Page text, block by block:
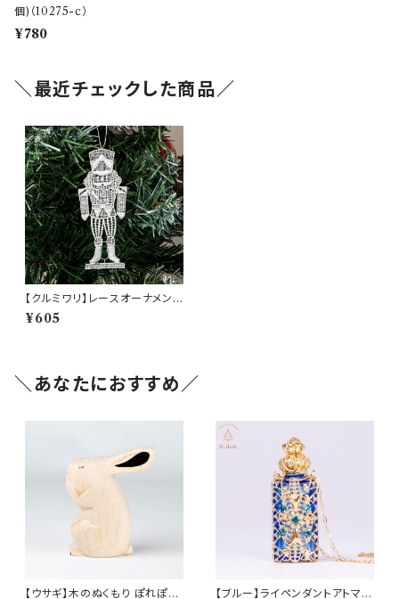
個)（10275-c）
¥780
＼最近チェックした商品／
【クルミワリ】レースオーナメント
ドイツ製(am-LEGP3803)
¥605
＼あなたにおすすめ／
【ウサギ】木のぬくもり ぽれぽれ
【ブルー】ライペンダントアトマイ